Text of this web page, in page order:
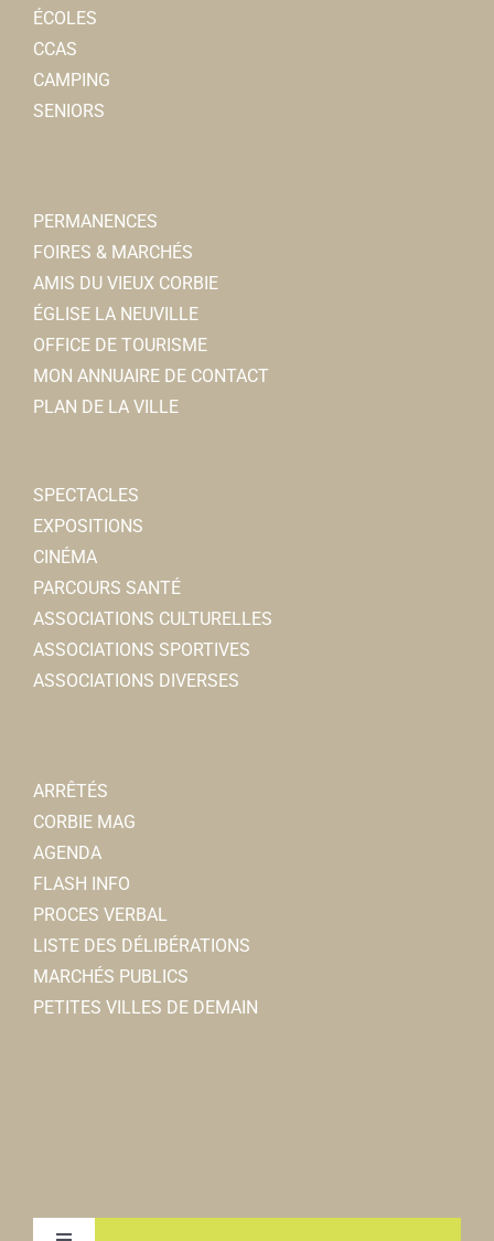
ÉCOLES
CCAS
CAMPING
SENIORS
PERMANENCES
FOIRES & MARCHÉS
AMIS DU VIEUX CORBIE
ÉGLISE LA NEUVILLE
OFFICE DE TOURISME
MON ANNUAIRE DE CONTACT
PLAN DE LA VILLE
SPECTACLES
EXPOSITIONS
CINÉMA
PARCOURS SANTÉ
ASSOCIATIONS CULTURELLES
ASSOCIATIONS SPORTIVES
ASSOCIATIONS DIVERSES
ARRÊTÉS
CORBIE MAG
AGENDA
FLASH INFO
PROCES VERBAL
LISTE DES DÉLIBÉRATIONS
MARCHÉS PUBLICS
PETITES VILLES DE DEMAIN